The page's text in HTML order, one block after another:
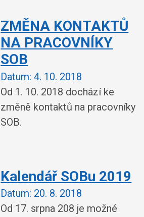
ZMĚNA KONTAKTŮ
NA PRACOVNÍKY
SOB
Datum: 4. 10. 2018
Od 1. 10. 2018 dochází ke
změně kontaktů na pracovníky
SOB.
Kalendář SOBu 2019
Datum: 20. 8. 2018
Od 17. srpna 208 je možné